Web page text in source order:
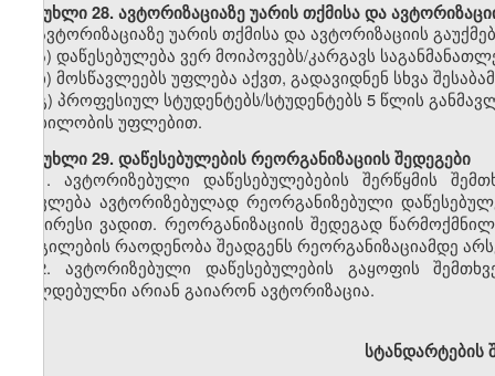
მუხლი28. ავტორიზაციაზე უარის თქმისა და
ავტორიზაციაზე უარის თქმისა და ავტორიზაციის
ა) დაწესებულება ვერ მოიპოვებს/კარგავს
ბ) მოსწავლეებს უფლება აქვთ, გადავიდნენ სხვა
გ) პროფესიულ სტუდენტებს/სტუდენტებს 5 წლის
მობილობის უფლებით.
მუხლი29. დაწესებულების რეორგანიზაციის შედეგები
1. ავტორიზებული დაწესებულებების შერწყმის
ითვლება ავტორიზებულად რეორგანიზებული
უმცირესი ვადით. რეორგანიზაციის შედეგად
ადგილების რაოდენობა შეადგენს რეორგანიზაციამდე
2. ავტორიზებული დაწესებულების გაყოფის
ვალდებულნი არიან გაიარონ ავტორიზაცია.
სტანდარტების